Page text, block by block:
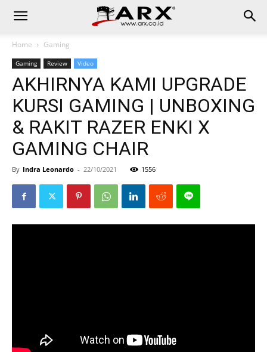
Home Gaming
Gaming Review Video
AKHIRNYA KAMI UPGRADE
KURSI GAMING | UNBOXING
& RAKIT RAZER ENKI X
GAMING CHAIR
By Indra Leonardo - 22/10/2021 1556